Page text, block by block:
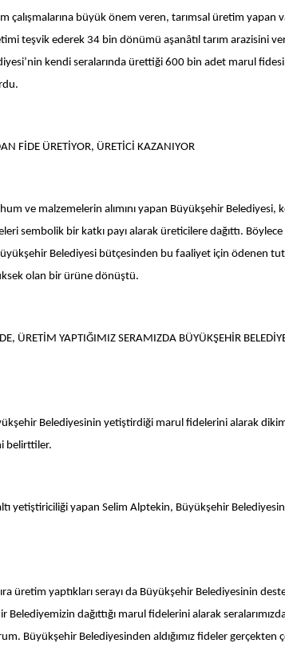
çalışmalarına büyük önem veren, tarımsal üretim yapan
teşvik ederek 34 bin dönümü aşanâtıl tarım arazisini
kendi seralarında ürettiği 600 bin adet marul
FİDE ÜRETİYOR, ÜRETİCİ KAZANIYOR
ve malzemelerin alımını yapan Büyükşehir Belediyesi,
sembolik bir katkı payı alarak üreticilere dağıttı.
Belediyesi bütçesinden bu faaliyet için ödenen
olan bir ürüne dönüştü.
ÜRETİM YAPTIĞIMIZ SERAMIZDA BÜYÜKŞEHİR
Belediyesinin yetiştirdiği marul fidelerini alarak
belirttiler.
yetiştiriciliği yapan Selim Alptekin, Büyükşehir
üretim yaptıkları serayı da Büyükşehir Belediyesinin
dağıttığı marul fidelerini alarak
Büyükşehir Belediyesinden aldığımız fideler gerçekten